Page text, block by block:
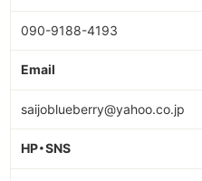
090-9188-4193
Email
saijoblueberry@yahoo.co.jp
HP・SNS